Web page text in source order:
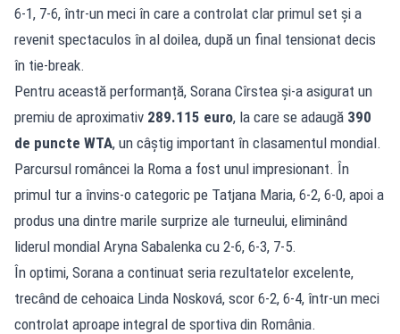
6-1, 7-6, într-un meci în care a controlat clar primul set și a
revenit spectaculos în al doilea, după un final tensionat decis
în tie-break.
Pentru această performanță, Sorana Cîrstea și-a asigurat un
premiu de aproximativ 289.115 euro, la care se adaugă 390
de puncte WTA, un câștig important în clasamentul mondial.
Parcursul româncei la Roma a fost unul impresionant. În
primul tur a învins-o categoric pe Tatjana Maria, 6-2, 6-0, apoi a
produs una dintre marile surprize ale turneului, eliminând
liderul mondial Aryna Sabalenka cu 2-6, 6-3, 7-5.
În optimi, Sorana a continuat seria rezultatelor excelente,
trecând de cehoaica Linda Nosková, scor 6-2, 6-4, într-un meci
controlat aproape integral de sportiva din România.